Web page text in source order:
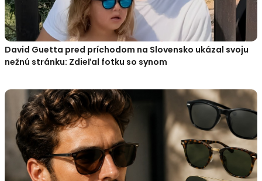
David Guetta pred príchodom na Slovensko ukázal svoju
nežnú stránku: Zdieľal fotku so synom